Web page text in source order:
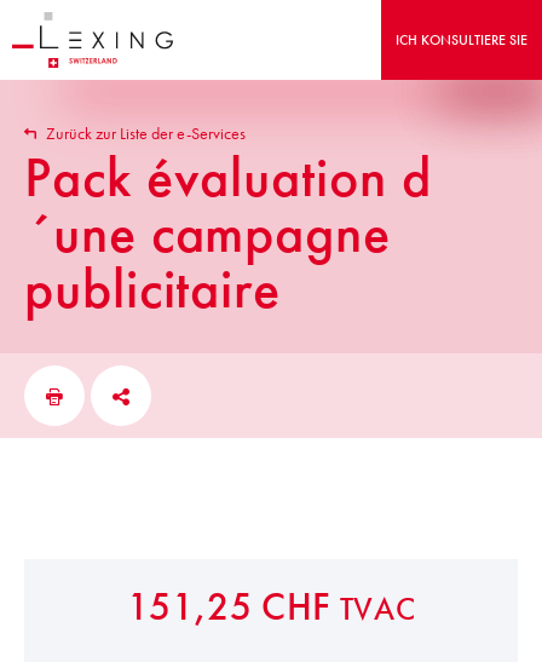
ICH KONSULTIERE SIE
Zurück zur Liste der e-Services
Pack évaluation d
´une campagne
publicitaire
151,25 CHF TVAC